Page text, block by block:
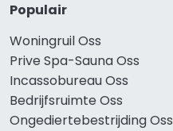
Populair
Woningruil Oss
Prive Spa-Sauna Oss
Incassobureau Oss
Bedrijfsruimte Oss
Ongediertebestrijding Oss